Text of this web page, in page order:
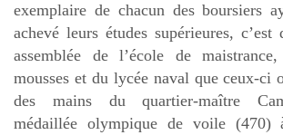
exemplaire de chacun des boursiers
achevé leurs études supérieures, c’est
assemblée de l’école de
mousses et du lycée naval que ceux-ci
des mains du quartier-maître
médaillée olympique de voile